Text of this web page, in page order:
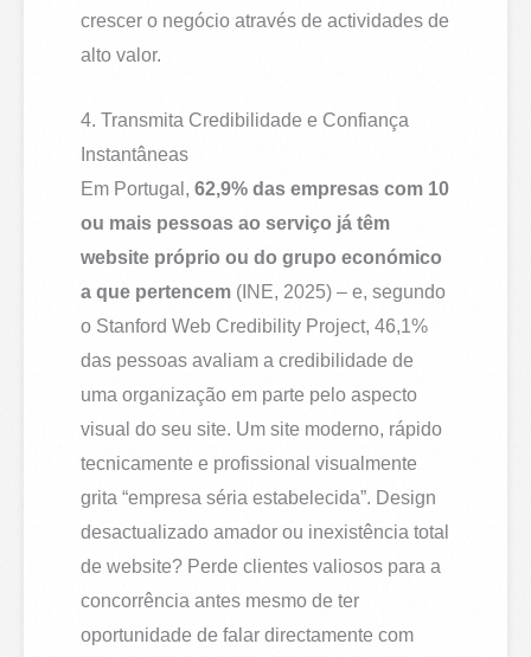
crescer o negócio através de actividades de
alto valor.
4. Transmita Credibilidade e Confiança
Instantâneas
Em Portugal,62,9% das empresas com 10
ou mais pessoas ao serviço já têm
website próprio ou do grupo económico
a que pertencem (INE, 2025) – e, segundo
o Stanford Web Credibility Project, 46,1%
das pessoas avaliam a credibilidade de
uma organização em parte pelo aspecto
visual do seu site. Um site moderno, rápido
tecnicamente e profissional visualmente
grita “empresa séria estabelecida”. Design
desactualizado amador ou inexistência total
de website? Perde clientes valiosos para a
concorrência antes mesmo de ter
oportunidade de falar directamente com